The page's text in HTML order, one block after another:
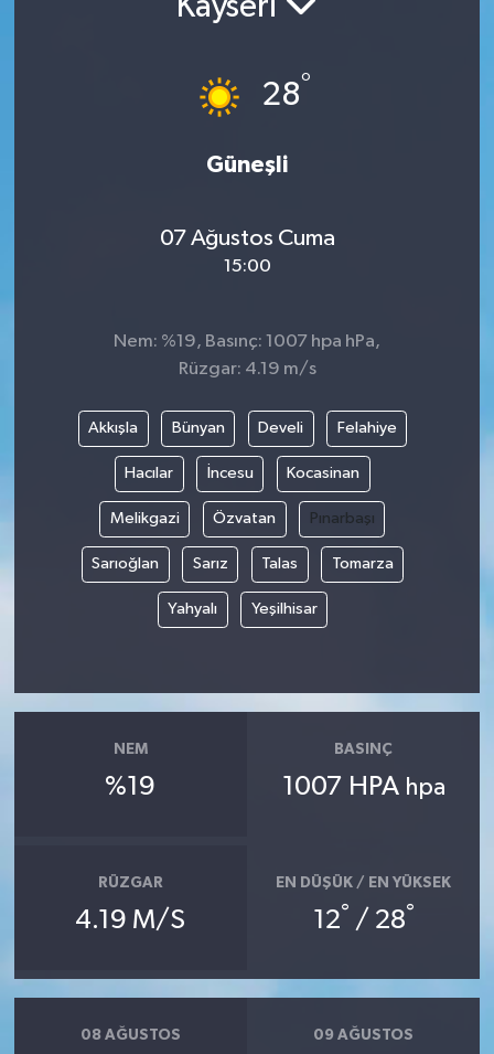
Kayseri
28°
Güneşli
07 Ağustos Cuma
15:00
Nem: %19, Basınç: 1007 hpa hPa,
Rüzgar: 4.19 m/s
Akkışla Bünyan Develi Felahiye
Hacılar İncesu Kocasinan
Melikgazi Özvatan Pınarbaşı
Sarıoğlan Sarız Talas Tomarza
Yahyalı Yeşilhisar
NEM
%19
BASINÇ
1007 HPA hpa
RÜZGAR
4.19 M/S
EN DÜŞÜK / EN YÜKSEK
12° / 28°
08 AĞUSTOS 09 AĞUSTOS